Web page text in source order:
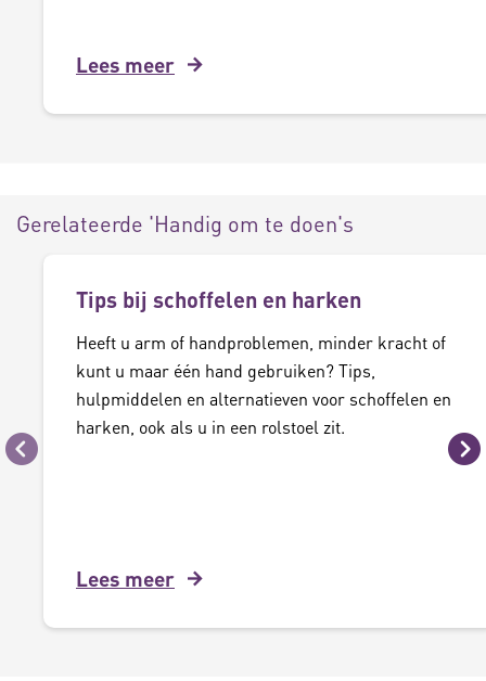
Lees meer
Gerelateerde 'Handig om te doen's
Vorige
Tips bij schoffelen en harken
Heeft u arm of handproblemen, minder kracht of
kunt u maar één hand gebruiken? Tips,
hulpmiddelen en alternatieven voor schoffelen en
harken, ook als u in een rolstoel zit.
Lees meer